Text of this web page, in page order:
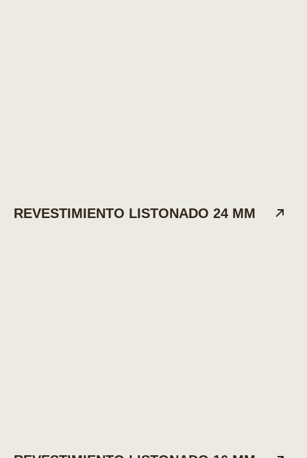
REVESTIMIENTO LISTONADO 24 MM